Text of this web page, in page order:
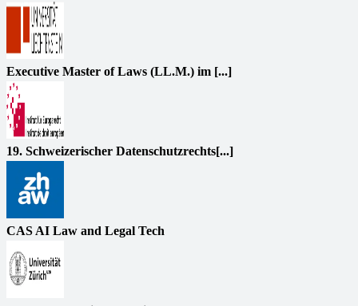
Executive Master of Laws (LL.M.) im [...]
19. Schweizerischer Datenschutzrechts[...]
CAS AI Law and Legal Tech